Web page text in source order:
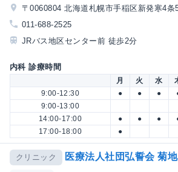
〒0060804 北海道札幌市手稲区新発寒4条
011-688-2525
JRバス地区センター前 徒歩2分
内科 診療時間
月 火 水
9:00-12:30
● ● ●
9:00-13:00
14:00-17:00
● ● ●
17:00-18:00
●
クリニック 医療法人社団弘誓会 菊